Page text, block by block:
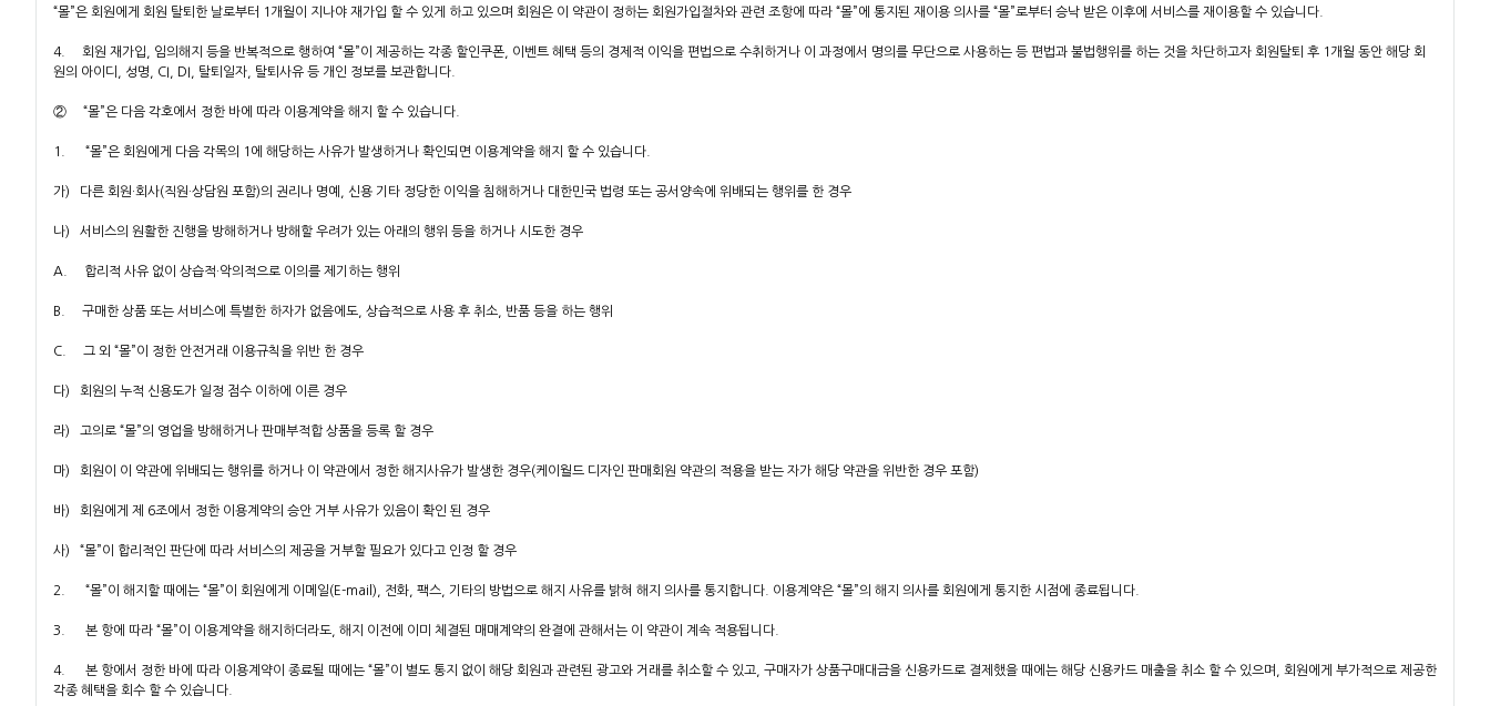
“몰”은 회원에게 회원 탈퇴한 날로부터 1개월이 지나야 재가입 할 수 있게 하고 있으며 회원은 이 약관이 정하는 회원가입절차와 관련 조항에 따라 “몰”에 통지된 재이용 의사를 “몰”로부터 승낙 받은 이후에 서비스를 재이용할 수 있습니다.
4. 회원 재가입, 임의해지 등을 반복적으로 행하여 “몰”이 제공하는 각종 할인쿠폰, 이벤트 혜택 등의 경제적 이익을 편법으로 수취하거나 이 과정에서 명의를 무단으로 사용하는 등 편법과 불법행위를 하는 것을 차단하고자 회원탈퇴 후 1개월 동안 해당 회
원의 아이디, 성명, CI, DI, 탈퇴일자, 탈퇴사유 등 개인 정보를 보관합니다.
② “몰”은 다음 각호에서 정한 바에 따라 이용계약을 해지 할 수 있습니다.
1. “몰”은 회원에게 다음 각목의 1에 해당하는 사유가 발생하거나 확인되면 이용계약을 해지 할 수 있습니다.
가) 다른 회원·회사(직원·상담원 포함)의 권리나 명예, 신용 기타 정당한 이익을 침해하거나 대한민국 법령 또는 공서양속에 위배되는 행위를 한 경우
나) 서비스의 원활한 진행을 방해하거나 방해할 우려가 있는 아래의 행위 등을 하거나 시도한 경우
A. 합리적 사유 없이 상습적·악의적으로 이의를 제기하는 행위
B. 구매한 상품 또는 서비스에 특별한 하자가 없음에도, 상습적으로 사용 후 취소, 반품 등을 하는 행위
C. 그 외 “몰”이 정한 안전거래 이용규칙을 위반 한 경우
다) 회원의 누적 신용도가 일정 점수 이하에 이른 경우
라) 고의로 “몰”의 영업을 방해하거나 판매부적합 상품을 등록 할 경우
마) 회원이 이 약관에 위배되는 행위를 하거나 이 약관에서 정한 해지사유가 발생한 경우(케이월드 디자인 판매회원 약관의 적용을 받는 자가 해당 약관을 위반한 경우 포함)
바) 회원에게 제 6조에서 정한 이용계약의 승안 거부 사유가 있음이 확인 된 경우
사) “몰”이 합리적인 판단에 따라 서비스의 제공을 거부할 필요가 있다고 인정 할 경우
2. “몰”이 해지할 때에는 “몰”이 회원에게 이메일(E-mail), 전화, 팩스, 기타의 방법으로 해지 사유를 밝혀 해지 의사를 통지합니다. 이용계약은 “몰”의 해지 의사를 회원에게 통지한 시점에 종료됩니다.
3. 본 항에 따라 “몰”이 이용계약을 해지하더라도, 해지 이전에 이미 체결된 매매계약의 완결에 관해서는 이 약관이 계속 적용됩니다.
4. 본 항에서 정한 바에 따라 이용계약이 종료될 때에는 “몰”이 별도 통지 없이 해당 회원과 관련된 광고와 거래를 취소할 수 있고, 구매자가 상품구매대금을 신용카드로 결제했을 때에는 해당 신용카드 매출을 취소 할 수 있으며, 회원에게 부가적으로 제공한
각종 혜택을 회수 할 수 있습니다.